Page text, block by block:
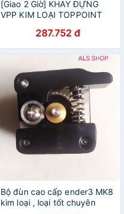
[Giao 2 Giờ] KHAY ĐỰNG
VPP KIM LOẠI TOPPOINT
287.752 đ
Bộ đùn cao cấp ender3 MK8
kim loại , loại tốt chuyên